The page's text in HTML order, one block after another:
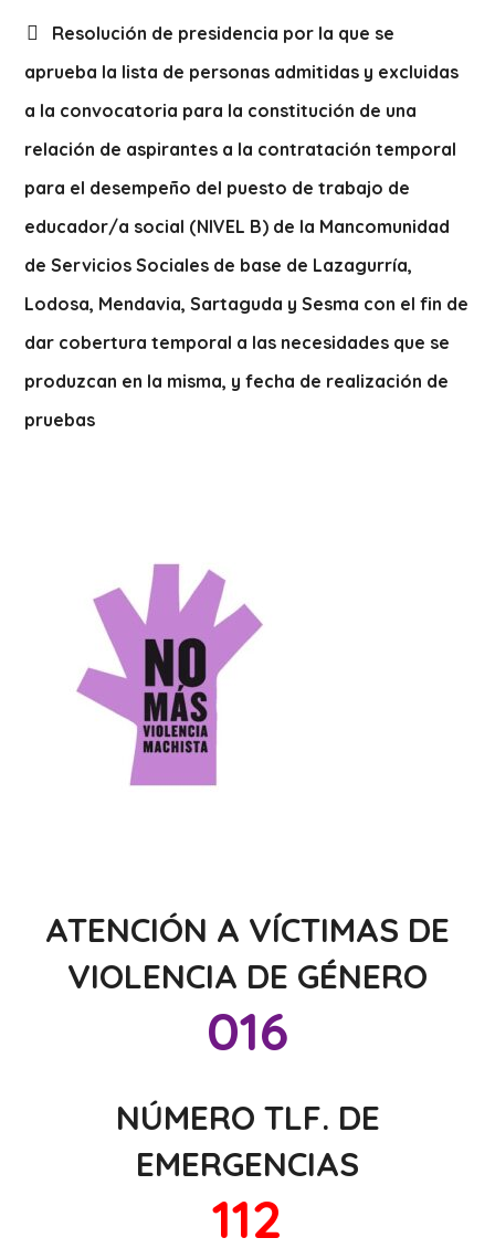
Resolución de presidencia por la que se
aprueba la lista de personas admitidas y excluidas
a la convocatoria para la constitución de una
relación de aspirantes a la contratación temporal
para el desempeño del puesto de trabajo de
educador/a social (NIVEL B) de la Mancomunidad
de Servicios Sociales de base de Lazagurría,
Lodosa, Mendavia, Sartaguda y Sesma con el fin de
dar cobertura temporal a las necesidades que se
produzcan en la misma, y fecha de realización de
pruebas
ATENCIÓN A VÍCTIMAS DE
VIOLENCIA DE GÉNERO
016
NÚMERO TLF. DE
EMERGENCIAS
112